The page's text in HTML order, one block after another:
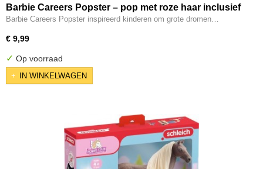
Barbie Careers Popster – pop met roze haar inclusief
microfoon
Barbie Careers Popster inspireerd kinderen om grote dromen…
€ 9,99
✓ Op voorraad
IN WINKELWAGEN